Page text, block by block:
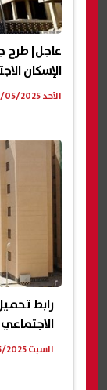
عاجل| طرح
الإسكان
الأحد 25/05/2025 12:20 ص
رابط
الاجتماعي 2025 رسميًا
السبت 24/05/2025 11:18 م